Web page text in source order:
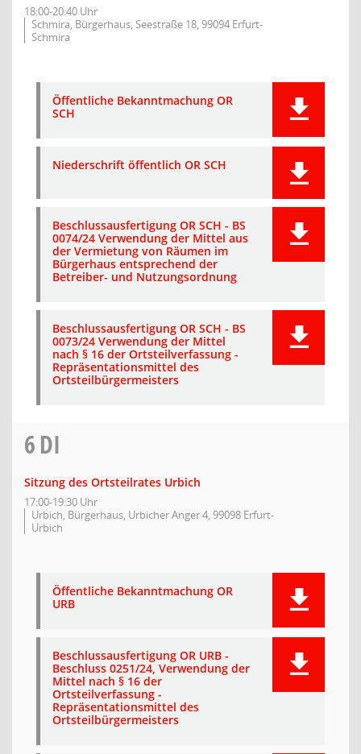
18:00-20:40 Uhr
Schmira, Bürgerhaus, Seestraße 18, 99094 Erfurt-
Schmira
Öffentliche Bekanntmachung OR
SCH
Niederschrift öffentlich OR SCH
Beschlussausfertigung OR SCH - BS
0074/24 Verwendung der Mittel aus
der Vermietung von Räumen im
Bürgerhaus entsprechend der
Betreiber- und Nutzungsordnung
Beschlussausfertigung OR SCH - BS
0073/24 Verwendung der Mittel
nach § 16 der Ortsteilverfassung -
Repräsentationsmittel des
Ortsteilbürgermeisters
6DI
Sitzung des Ortsteilrates Urbich
17:00-19:30 Uhr
Urbich, Bürgerhaus, Urbicher Anger 4, 99098 Erfurt-
Urbich
Öffentliche Bekanntmachung OR
URB
Beschlussausfertigung OR URB -
Beschluss 0251/24, Verwendung der
Mittel nach § 16 der
Ortsteilverfassung -
Repräsentationsmittel des
Ortsteilbürgermeisters